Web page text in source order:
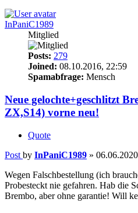
InPaniC1989
Mitglied
Posts: 279
Joined: 08.10.2016, 22:59
Spamabfrage: Mensch
Neue gelochte+geschlitzt
ZX,S14) vorne neu!
Quote
Post by InPaniC1989 »
Wegen Falschbestellung (ich
Probesteckt nie gefahren. Hab die
Brembo, aber ohne garantie! Will